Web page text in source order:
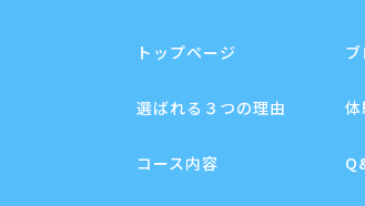
トップページ
選ばれる３つの理由
コース内容